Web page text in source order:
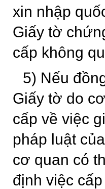
xin nhập
Giấy tờ
cấp không
5) Nếu
Giấy tờ do
cấp về việc
pháp luật
cơ quan có
định việc